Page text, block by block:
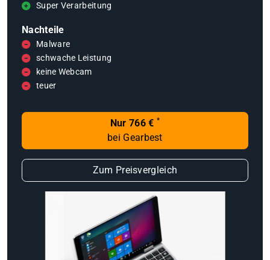
Super Verarbeitung
Nachteile
Malware
schwache Leistung
keine Webcam
teuer
Nur 766 € *
bei Gearbest
Zum Preisvergleich